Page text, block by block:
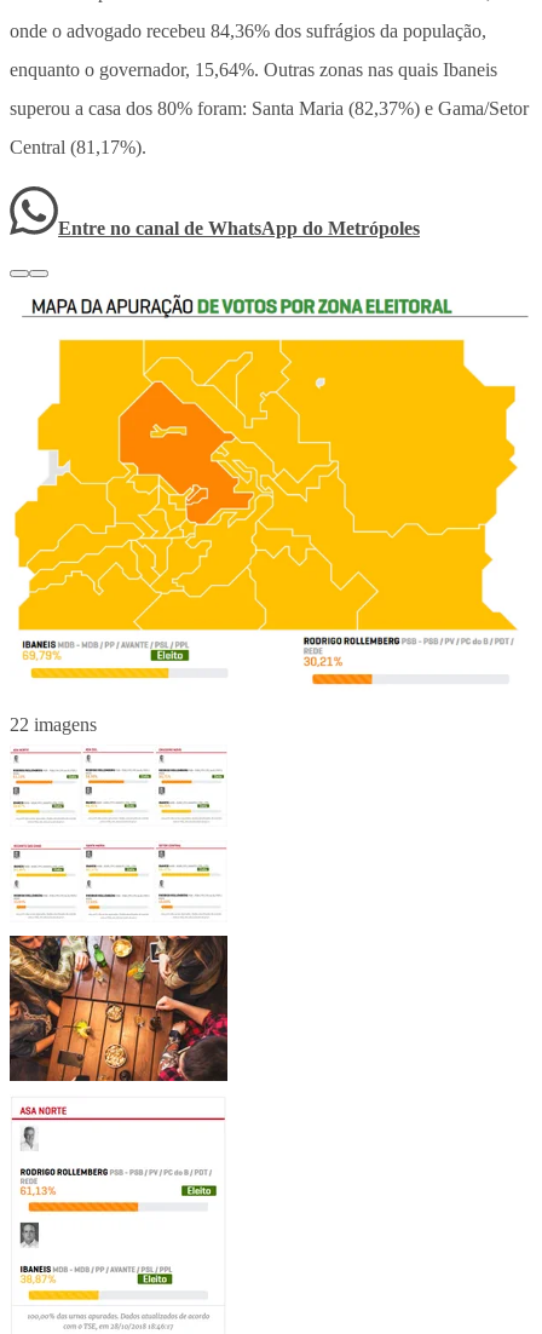
onde o advogado recebeu 84,36% dos sufrágios da população,
enquanto o governador, 15,64%. Outras zonas nas quais Ibaneis
superou a casa dos 80% foram: Santa Maria (82,37%) e Gama/Setor
Central (81,17%).
Entre no canal de WhatsApp do Metrópoles
22 imagens